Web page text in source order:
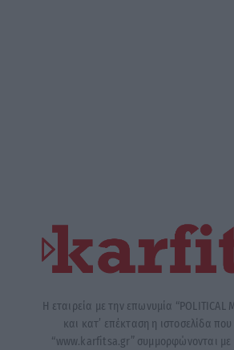
Η εταιρεία με την επωνυμία “POLITICAL
και κατ’ επέκταση η ιστοσελίδα
“www.karfitsa.gr” συμμορφώνονται με